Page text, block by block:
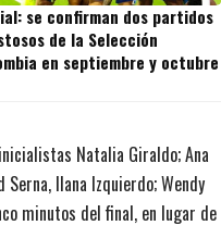
se confirman dos partidos
de la Selección
en septiembre y octubre
Natalia Giraldo; Ana
Serna, Ilana Izquierdo; Wendy
minutos del final, en lugar de